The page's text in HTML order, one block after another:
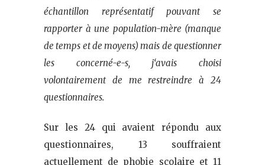
échantillon représentatif pouvant se
rapporter à une population-mère (manque
de temps et de moyens) mais de questionner
les concerné-e-s, j‘avaischoisi
volontairement de me restreindre à 24
questionnaires.
Sur les 24 qui avaient répondu aux
questionnaires, 13 souffraient
actuellement de phobie scolaire et 11